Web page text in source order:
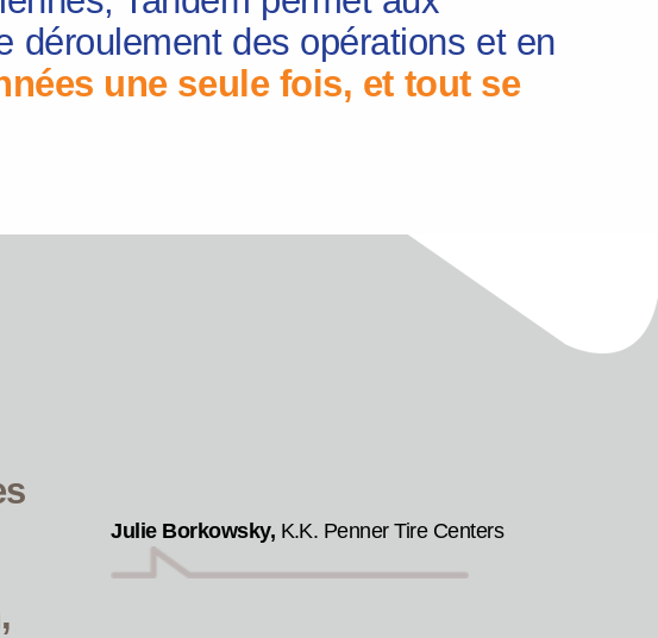
déroulement des opérations et en
une seule fois, et tout se
Julie Borkowsky, K.K. Penner Tire Centers